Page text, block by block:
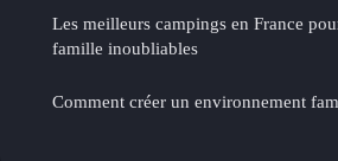
Les meilleurs campings en France
famille inoubliables
Comment créer un environnement